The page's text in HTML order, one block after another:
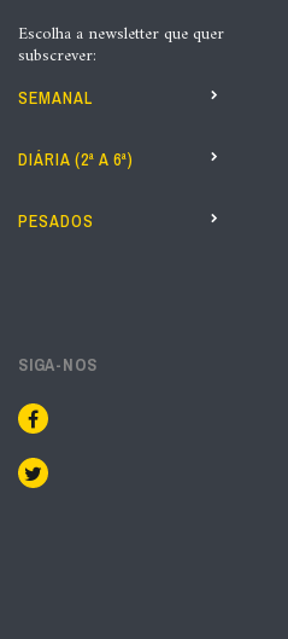
Escolha a newsletter que quer
subscrever:
SEMANAL
DIÁRIA (2ª A 6ª)
PESADOS
SIGA-NOS